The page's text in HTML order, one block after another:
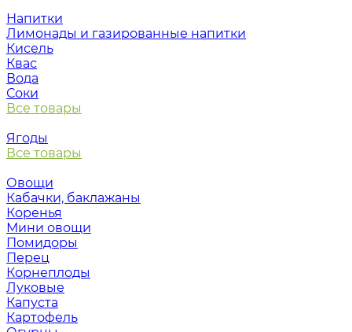
Напитки
Лимонады и газированные напитки
Кисель
Квас
Вода
Соки
Все товары
Ягоды
Все товары
Овощи
Кабачки, баклажаны
Коренья
Мини овощи
Помидоры
Перец
Корнеплоды
Луковые
Капуста
Картофель